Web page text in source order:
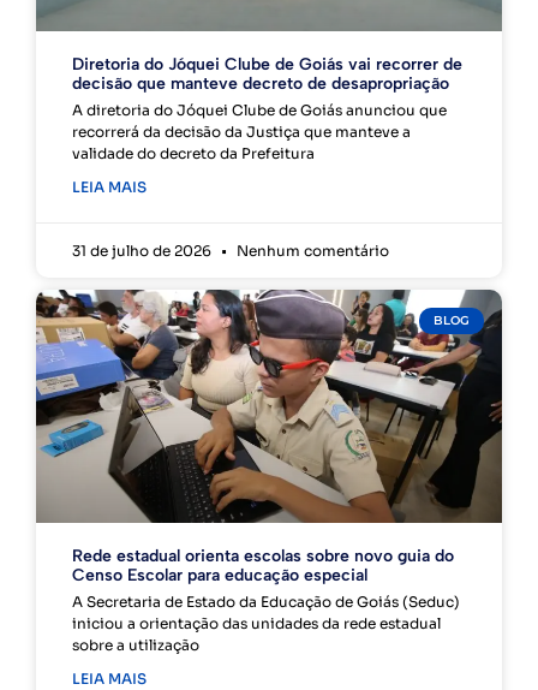
Diretoria do Jóquei Clube de Goiás vai recorrer de
decisão que manteve decreto de desapropriação
A diretoria do Jóquei Clube de Goiás anunciou que
recorrerá da decisão da Justiça que manteve a
validade do decreto da Prefeitura
LEIA MAIS
31 de julho de 2026 Nenhum comentário
BLOG
Rede estadual orienta escolas sobre novo guia do
Censo Escolar para educação especial
A Secretaria de Estado da Educação de Goiás (Seduc)
iniciou a orientação das unidades da rede estadual
sobre a utilização
LEIA MAIS